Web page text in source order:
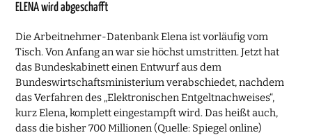
ELENA wird abgeschafft
Die Arbeitnehmer-Datenbank Elena ist vorläufig vom
Tisch. Von Anfang an war sie höchst umstritten. Jetzt hat
das Bundeskabinett einen Entwurf aus dem
Bundeswirtschaftsministerium verabschiedet, nachdem
das Verfahren des „Elektronischen Entgeltnachweises“,
kurz Elena, komplett eingestampft wird. Das heißt auch,
dass die bisher 700 Millionen (Quelle: Spiegel online)